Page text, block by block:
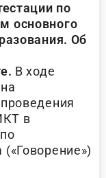
по
основного
Об
В ходе
в